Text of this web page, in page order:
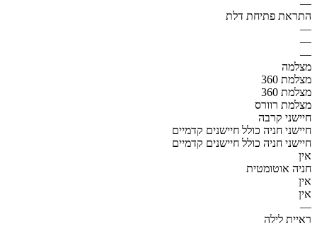
—
התראת פתיחת דלת
—
—
—
מצלמה
מצלמת 360
מצלמת 360
מצלמת רוורס
חיישני קרבה
חיישני חניה כולל חיישנים קדמיים
חיישני חניה כולל חיישנים קדמיים
אין
חניה אוטומטית
אין
אין
—
ראיית לילה